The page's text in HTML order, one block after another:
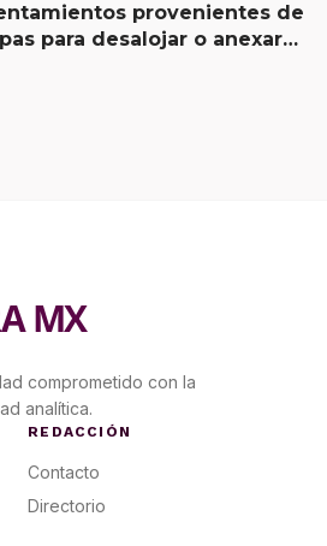
provenientes de
para desalojar o anexarse
MX
comprometido con la
analítica.
REDACCIÓN
Contacto
Directorio